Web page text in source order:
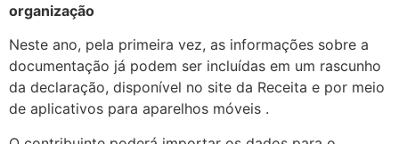
organização
Neste ano, pela primeira vez, as informações sobre a
documentação já podem ser incluídas em um rascunho
da declaração, disponível no site da Receita e por meio
de aplicativos para aparelhos móveis .